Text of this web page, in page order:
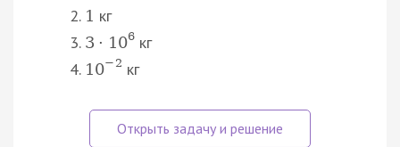
1 кг
3 ⋅ 106кг
10− 2 кг